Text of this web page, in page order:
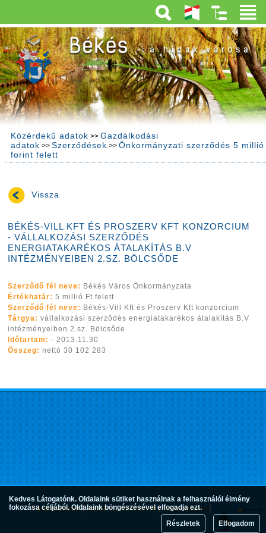
Közérdekű adatok >> Gazdálkodási
adatok >> Szerződések >> Önkormányzati szerződés 5 millió
forint felett
Vissza
BÉKÉS-VILL KFT ÉS PROSZERV KFT KONZORCIUM
- VÁLLALKOZÁSI SZERZŐDÉS
ENERGIATAKARÉKOS ÁTALAKÍTÁS B.V
INTÉZMÉNYEIBEN 2.SZ. BÖLCSŐDE
Szerződő fél neve: Békés Város Önkormányzata
Értékhatár: 5 millió Ft felett
Szerződő fél neve: Békés-Vill Kft és Proszerv Kft konzorcium
Tárgya: vállalkozási szerződés energiatakarékos átalakítás B.V
intézményeiben 2.sz. Bölcsőde
Időtartam: - 2013.11.30
Összeg: nettó 30 102 283
Impresszum
Jogok és feltételek
Adatvédelem
Kedves Látogatónk. Oldalaink sütiket használnak a felhasználói élmény
fokozása céljából. Oldalaink böngészésével elfogadja ezt.
Részletek
Elfogadom